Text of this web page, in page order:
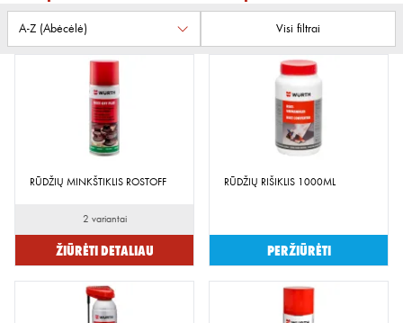
Visi filtrai
RŪDŽIŲ MINKŠTIKLIS ROSTOFF
2 variantai
Žiūrėti detaliau
RŪDŽIŲ RIŠIKLIS 1000ML
Peržiūrėti